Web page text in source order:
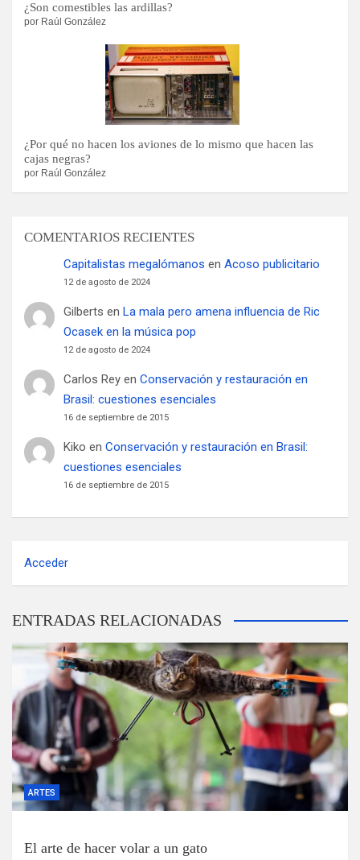
¿Son comestibles las ardillas?
por Raúl González
¿Por qué no hacen los aviones de lo mismo que hacen las
cajas negras?
por Raúl González
COMENTARIOS RECIENTES
Capitalistas megalómanos en Acoso publicitario
12 de agosto de 2024
Gilberts en La mala pero amena influencia de Ric
Ocasek en la música pop
12 de agosto de 2024
Carlos Reyen Conservación y restauración en
Brasil: cuestiones esenciales
16 de septiembre de 2015
Kiko en Conservación y restauración en Brasil:
cuestiones esenciales
16 de septiembre de 2015
Acceder
ENTRADAS RELACIONADAS
ARTES
El arte de hacer volar a un gato